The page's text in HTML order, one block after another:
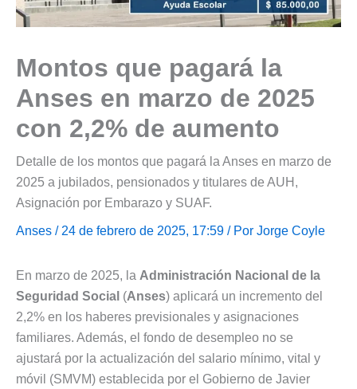
Montos que pagará la
Anses en marzo de 2025
con 2,2% de aumento
Detalle de los montos que pagará la Anses en marzo de
2025 a jubilados, pensionados y titulares de AUH,
Asignación por Embarazo y SUAF.
Anses / 24 de febrero de 2025, 17:59 / Por Jorge Coyle
En marzo de 2025, la Administración Nacional de la
Seguridad Social (Anses) aplicará un incremento del
2,2% en los haberes previsionales y asignaciones
familiares. Además, el fondo de desempleo no se
ajustará por la actualización del salario mínimo, vital y
móvil (SMVM) establecida por el Gobierno de Javier